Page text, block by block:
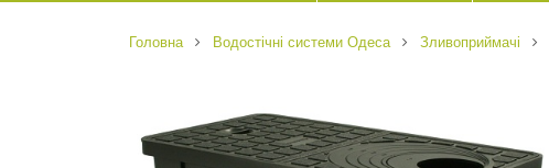
Головна Водостічні системи Одеса Зливоприймачі